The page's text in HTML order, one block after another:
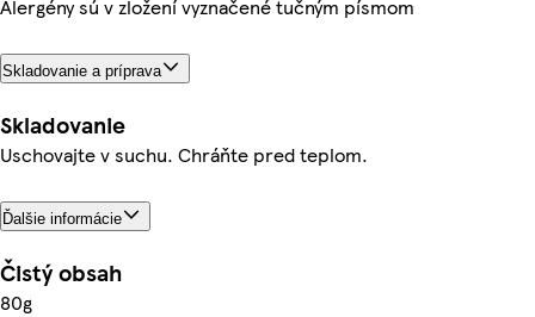
Alergény sú v zložení vyznačené tučným písmom
Skladovanie a príprava
Skladovanie
Uschovajte v suchu. Chráňte pred teplom.
Ďalšie informácie
Čistý obsah
80g